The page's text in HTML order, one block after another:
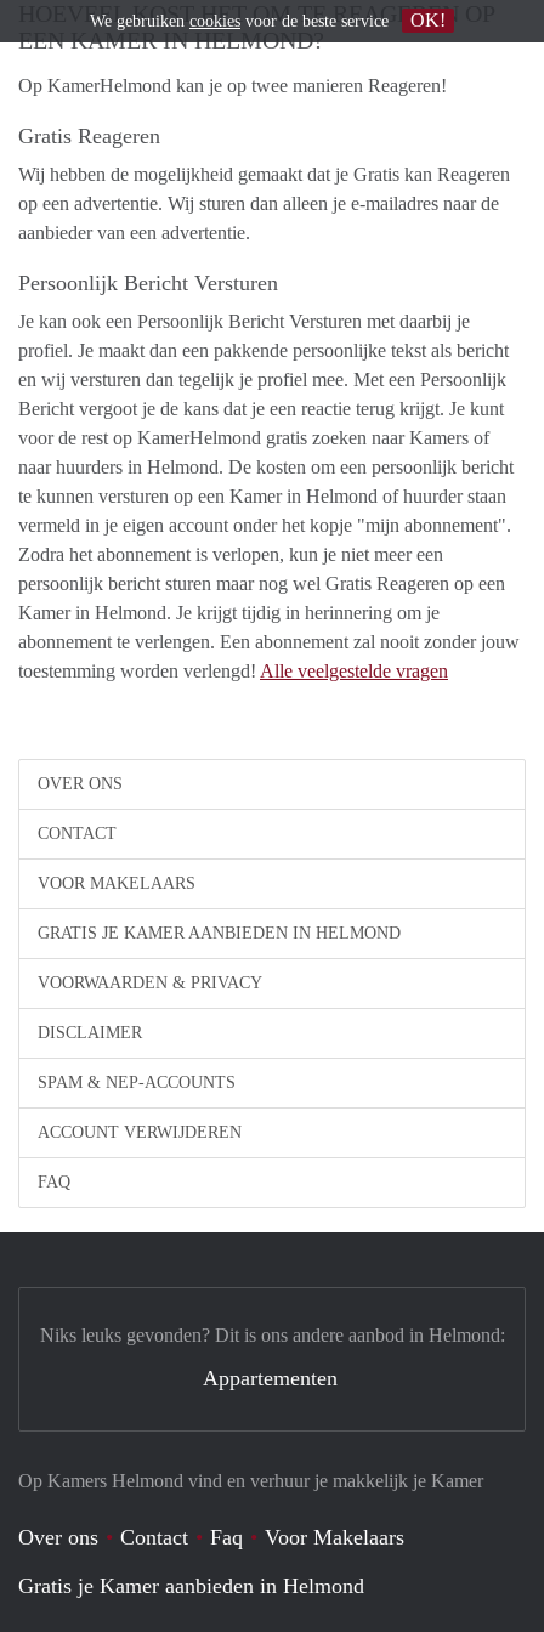
OVER ONS
CONTACT
VOOR MAKELAARS
GRATIS JE KAMER AANBIEDEN IN HELMOND
VOORWAARDEN & PRIVACY
DISCLAIMER
SPAM & NEP-ACCOUNTS
ACCOUNT VERWIJDEREN
FAQ
HOEVEEL KOST HET OM TE REAGEREN OP
EEN KAMER IN HELMOND?
Op KamerHelmond kan je op twee manieren Reageren!
Gratis Reageren
Wij hebben de mogelijkheid gemaakt dat je Gratis kan Reageren
op een advertentie. Wij sturen dan alleen je e-mailadres naar de
aanbieder van een advertentie.
Persoonlijk Bericht Versturen
Je kan ook een Persoonlijk Bericht Versturen met daarbij je
profiel. Je maakt dan een pakkende persoonlijke tekst als bericht
en wij versturen dan tegelijk je profiel mee. Met een Persoonlijk
Bericht vergoot je de kans dat je een reactie terug krijgt. Je kunt
voor de rest op KamerHelmond gratis zoeken naar Kamers of
naar huurders in Helmond. De kosten om een persoonlijk bericht
te kunnen versturen op een Kamer in Helmond of huurder staan
vermeld in je eigen account onder het kopje "mijn abonnement".
Zodra het abonnement is verlopen, kun je niet meer een
persoonlijk bericht sturen maar nog wel Gratis Reageren op een
Kamer in Helmond. Je krijgt tijdig in herinnering om je
abonnement te verlengen. Een abonnement zal nooit zonder jouw
toestemming worden verlengd! Alle veelgestelde vragen
Op Kamers Helmond vind en verhuur je makkelijk je Kamer
Over ons Contact Faq
Voor Makelaars
Gratis je Kamer aanbieden in Helmond
Niks leuks gevonden? Dit is ons andere aanbod in Helmond:
Appartementen
We gebruiken cookies voor de beste service OK!